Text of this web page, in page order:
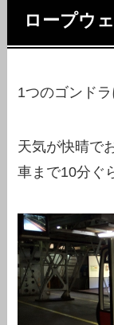
ロープウ
1つのゴンド
天気が快晴で
車まで10分ぐ